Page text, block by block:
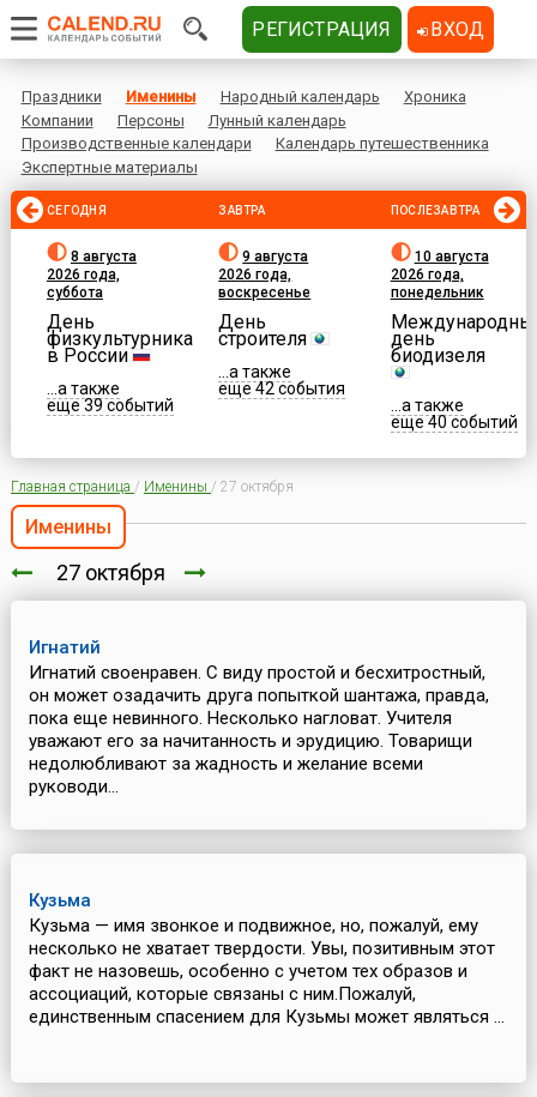
Праздники Именины Народный календарь
Хроника
Компании
Персоны
Лунный календарь
Производственные календари
Календарь путешественника
Экспертные материалы
СЕГОДНЯ
8 августа
2026 года,
суббота
День
физкультурника
в России
...а также
еще 39 событий
ЗАВТРА
9 августа
2026 года,
воскресенье
День
строителя
...а также
еще 42 события
ПОСЛЕЗАВТРА
10 августа
2026 года,
понедельник
день
биодизеля
...а также
еще 40 событий
Главная страница / Именины / 27 октября
Именины
27 октября
Игнатий
Игнатий своенравен. С виду простой и бесхитростный,
он может озадачить друга попыткой шантажа, правда,
пока еще невинного. Несколько нагловат. Учителя
уважают его за начитанность и эрудицию. Товарищи
недолюбливают за жадность и желание всеми
руководи...
Кузьма
Кузьма — имя звонкое и подвижное, но, пожалуй, ему
несколько не хватает твердости. Увы, позитивным этот
факт не назовешь, особенно с учетом тех образов и
ассоциаций, которые связаны с ним.Пожалуй,
единственным спасением для Кузьмы может являться ...
РЕГИСТРАЦИЯ ВХОД